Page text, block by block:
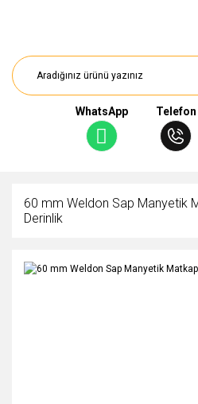
WhatsApp Telefon
60 mm Weldon Sap Manyetik
Derinlik